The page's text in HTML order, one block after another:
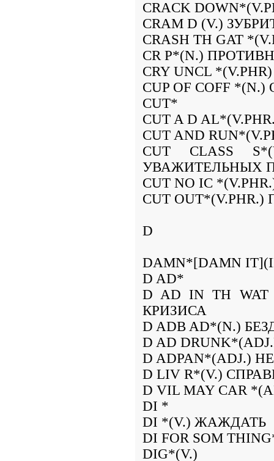
CRACK
CRAM D (V.)
CRASH TH GAT
CR P*(N.)
CRY UNCL
CUP OF COFF
CUT*
CUT A D
CUT AND
CUT CLASS
УВАЖИТЕЛЬНЫХ
CUT NO IC
CUT
D
DAMN*[DAMN
D AD*
D AD IN TH
КРИЗИСА
D ADB AD*(N.)
D AD
D ADPAN*(ADJ.)
D LIV R*(V.)
D VIL MAY CAR
DI *
DI *(V.) ЖАЖДАТЬ
DI FOR SOM